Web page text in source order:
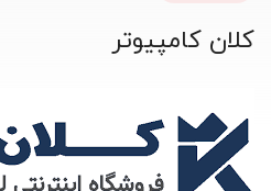
کلان کامپیوتر